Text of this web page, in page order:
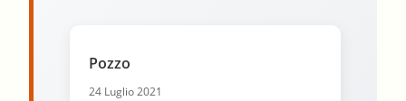
Pozzo
24 Luglio 2021